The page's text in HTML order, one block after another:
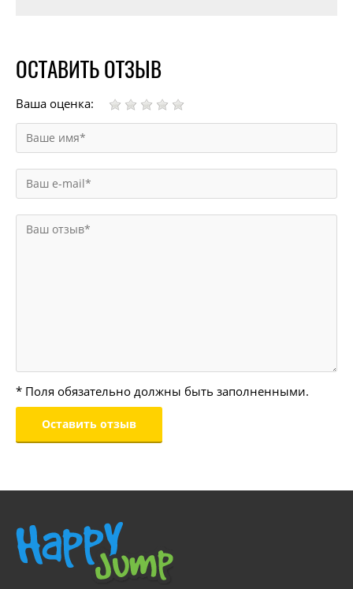
ОСТАВИТЬ ОТЗЫВ
Ваша оценка:
* Поля обязательно должны быть заполненными.